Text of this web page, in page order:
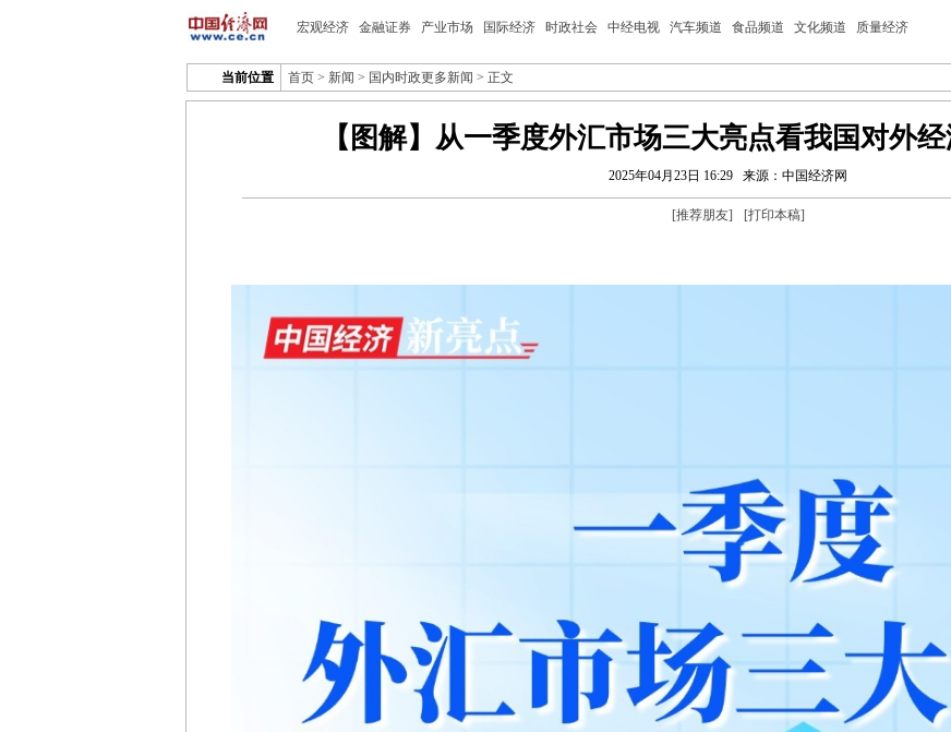
宏观经济 金融证券 产业市场 国际经济 时政社会 中经电视 汽车频道 食品频道 文化频道 质量经济
当前位置 首页 > 新闻 > 国内时政更多新闻 > 正文
【图解】从一季度外汇市场三大亮点看我国对外
2025年04月23日 16:29 来源：中国经济网
[推荐朋友] [打印本稿]